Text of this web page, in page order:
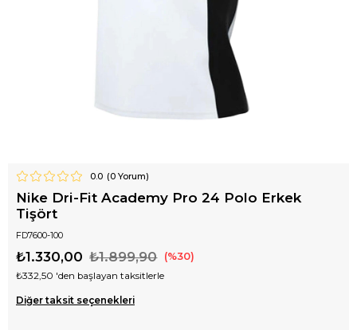
0.0 (0Yorum)
Nike Dri-Fit Academy Pro 24 Polo Erkek
Tişört
FD7600-100
₺1.899,90
₺1.330,00 30
₺332,50 'den başlayan taksitlerle
Diğer taksit seçenekleri